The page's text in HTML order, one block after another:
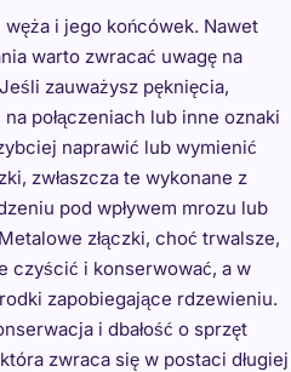
i jego końcówek. Nawet
warto zwracać uwagę na
zauważysz pęknięcia,
połączeniach lub inne oznaki
naprawić lub wymienić
zwłaszcza te wykonane z
pod wpływem mrozu lub
złączki, choć trwalsze,
czyścić i konserwować, a w
zapobiegające rdzewieniu.
i dbałość o sprzęt
zwraca się w postaci długiej